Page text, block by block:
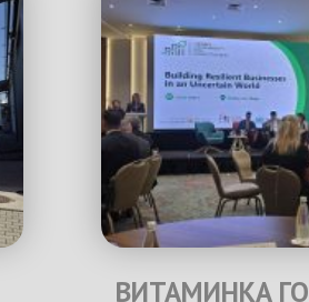
ВИТАМИНКА ГО